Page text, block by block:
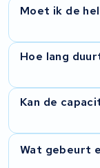
De CF1 accu zit
verkrijgbaar is.
KWS Seuren
Moet ik de
Nee, wij hebben
frame halen. Is
bespreken.
Hoe lang
Gemiddeld circa
duren. Wij
werk.
Kan de
Dat hangt af van
geïntegreerde
Wat gebeurt